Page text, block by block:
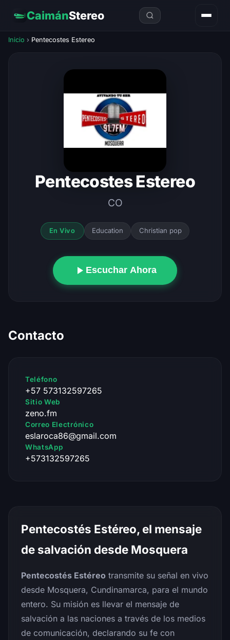
CaimánStereo
Inicio › Pentecostes Estereo
Pentecostes Estereo
CO
En Vivo Education Christian pop
Escuchar Ahora
Contacto
Teléfono
+57 573132597265
Sitio Web
zeno.fm
Correo Electrónico
eslaroca86@gmail.com
WhatsApp
+573132597265
Pentecostés Estéreo, el mensaje
de salvación desde Mosquera
Pentecostés Estéreo transmite su señal en vivo
desde Mosquera, Cundinamarca, para el mundo
entero. Su misión es llevar el mensaje de
salvación a las naciones a través de los medios
de comunicación, declarando su fe con